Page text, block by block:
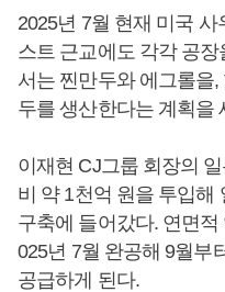
2025년 7월 현재 미국 사
스트 근교에도 각각 공장
서는 찐만두와 에그롤을
두를 생산한다는 계획을
이재현 CJ그룹 회장의
비 약 1천억 원을 투입해
구축에 들어갔다. 연면
025년 7월 완공해 9월부
공급하게 된다.